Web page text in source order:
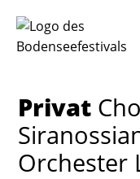
Privat
Orchester